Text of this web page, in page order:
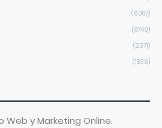
(6087)
(8740)
(2371)
(1836)
Web y Marketing Online.